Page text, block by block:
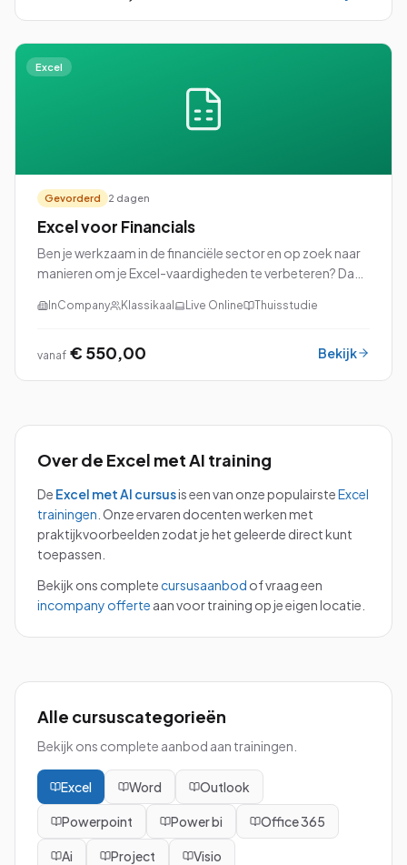
Excel
Gevorderd 2 dagen
Excel voor Financials
Ben je werkzaam in de financiële sector en op zoek naar
manieren om je Excel-vaardigheden te verbeteren? Dan
hebt!InCompany Klassikaal Live Online Thuisstudie
vanaf € 550,00 Bekijk
Over de Excel met AI training
De Excel met AI cursusis een van onze populairsteExcel
trainingen Onze ervaren docenten werken met
praktijkvoorbeelden zodat je het geleerde direct kunt
toepassen.
Bekijk ons completecursusaanbod of vraag een
incompany offerte aan voor training op je eigen locatie.
Alle cursuscategorieën
Bekijk ons complete aanbod aan trainingen.
Excel Word Outlook
Powerpoint Power bi Office 365
Ai Project Visio